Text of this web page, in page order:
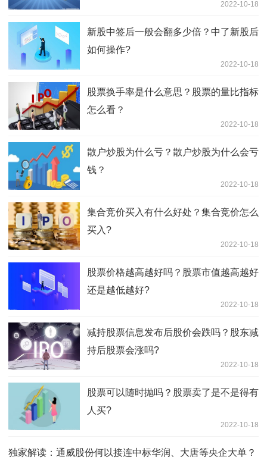
2022-10-18
新股中签后一般会翻多少倍？中了新股后
如何操作?
2022-10-18
股票换手率是什么意思？股票的量比指标
怎么看？
2022-10-18
散户炒股为什么亏？散户炒股为什么会亏
钱？
2022-10-18
集合竞价买入有什么好处？集合竞价怎么
买入?
2022-10-18
股票价格越高越好吗？股票市值越高越好
还是越低越好?
2022-10-18
减持股票信息发布后股价会跌吗？股东减
持后股票会涨吗?
2022-10-18
股票可以随时抛吗？股票卖了是不是得有
人买?
2022-10-18
独家解读：通威股份何以接连中标华润、大唐等央企大单？